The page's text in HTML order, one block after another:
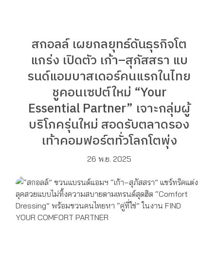
สกอลล์ เผยกลยุทธ์ดันธุรกิจโต
แกร่ง เปิดตัว เก้า–สุภัสสรา แบ
รนด์แอมบาสเดอร์คนแรกในไทย
ชูคอนเซปต์ใหม่ “Your
Essential Partner” เจาะกลุ่มผู้
บริโภครุ่นใหม่ สอดรับตลาดรอง
เท้าคอมฟอร์ตทั่วโลกโตพุ่ง
26 พ.ย. 2025